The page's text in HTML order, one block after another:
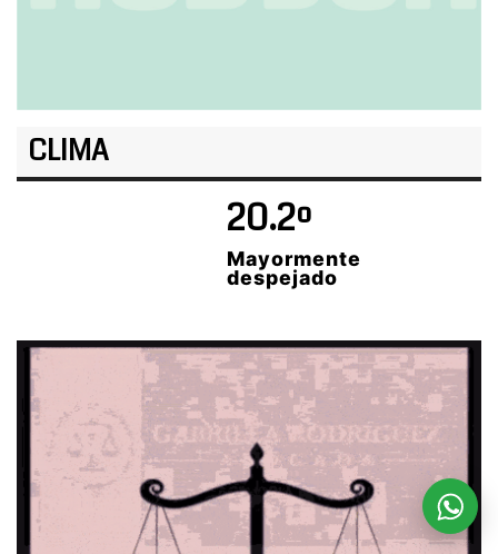
CLIMA
20.2º
Mayormente
despejado